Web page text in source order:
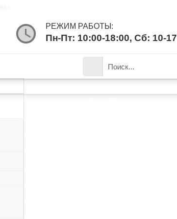
РЕЖИМ РАБОТЫ:
Пн-Пт: 10:00-18:00, Сб: 10-17